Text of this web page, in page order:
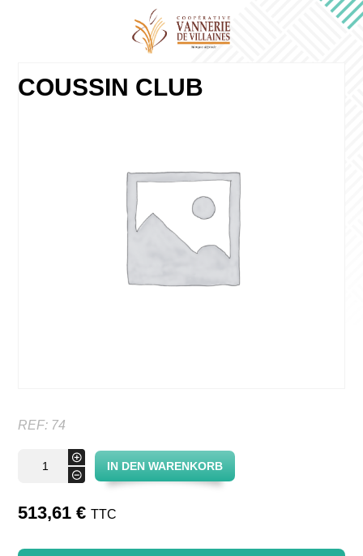
COUSSIN CLUB
REF: 74
-
+
IN DEN WARENKORB
513,61€ TTC